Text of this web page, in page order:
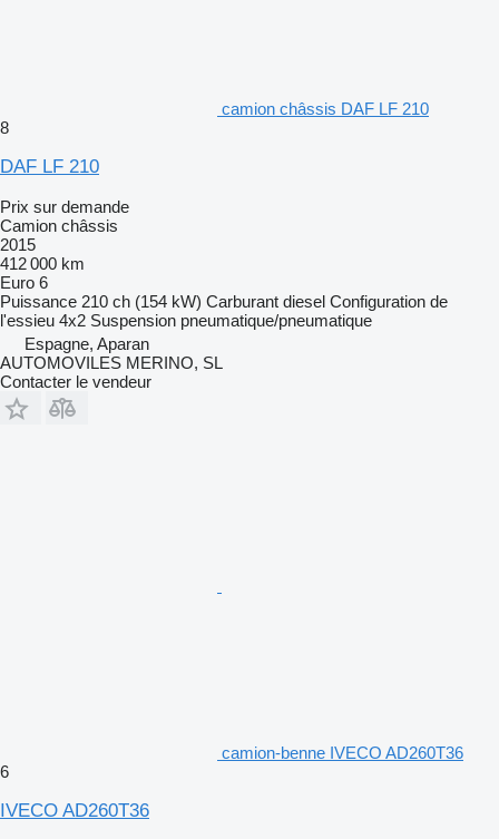
camion châssis DAF LF 210
8
DAF LF 210
Prix sur demande
Camion châssis
2015
412 000 km
Euro 6
Puissance 210 ch (154 kW) Carburant diesel Configuration de
l'essieu 4x2 Suspension pneumatique/pneumatique
Espagne, Aparan
AUTOMOVILES MERINO, SL
Contacter le vendeur
camion-benne IVECO AD260T36
6
IVECO AD260T36